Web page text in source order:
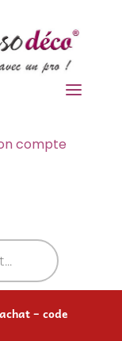
a
compte
– code